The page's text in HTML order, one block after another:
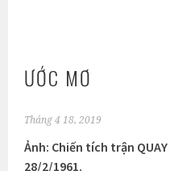
ƯỚC MƠ
Tháng 4 18, 2019
Ảnh: Chiến tích trận
28/2/1961.